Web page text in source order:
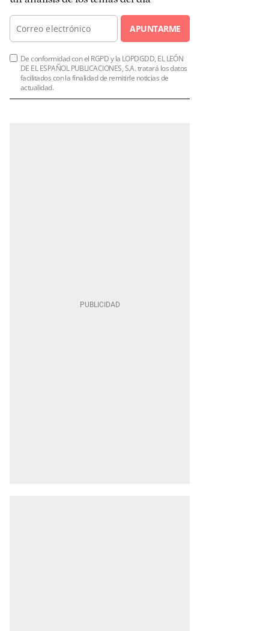
APUNTARME
De conformidad con el RGPD y la LOPDGDD, EL LEÓN
DE EL ESPAÑOL PUBLICACIONES, S.A. tratará los datos
facilitados con la finalidad de remitirle noticias de
actualidad.